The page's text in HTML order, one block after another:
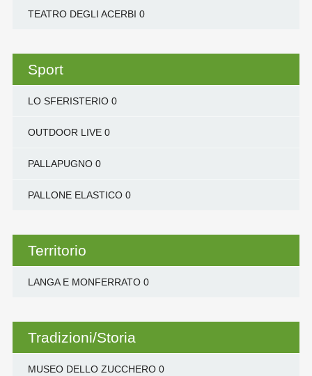
TEATRO DEGLI ACERBI 0
Sport
LO SFERISTERIO0
OUTDOOR LIVE0
PALLAPUGNO0
PALLONE ELASTICO0
Territorio
LANGA E MONFERRATO0
Tradizioni/Storia
MUSEO DELLO ZUCCHERO0